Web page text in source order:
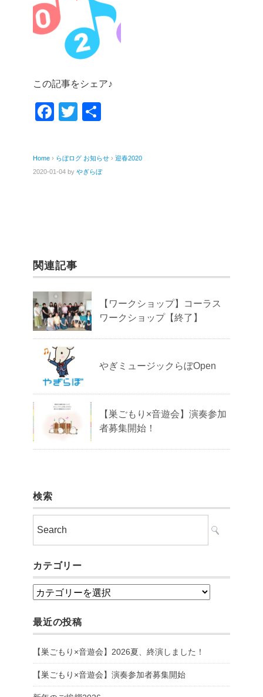
この記事をシェア♪
F
e
T
er
Home › らぼログ お知らせ › 迎春2020
2020-01-04 by やぎらぼ
関連記事
【ワークショップ】コーラス
ワークショップ【終了】
やぎミュージックらぼOpen
【巣ごもり×音遊会】演奏参加
者募集開始！
検索
カテゴリー
カ
ゴ
ー
最近の投稿
【巣ごもり×音遊会】2026夏、終演しました！
【巣ごもり×音遊会】演奏参加者募集開始